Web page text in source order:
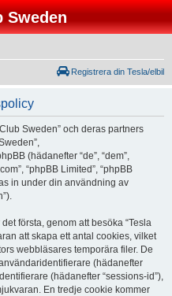
Sweden
Registrera din Tesla/elbil
Sweden” och deras partners
(hädanefter “de”, “dem”,
“phpBB Limited”, “phpBB
in under din användning av
första, genom att besöka “Tesla
att skapa ett antal cookies, vilket
webbläsares temporära filer. De
(hädanefter
(hädanefter “sessions-id”),
En tredje cookie kommer